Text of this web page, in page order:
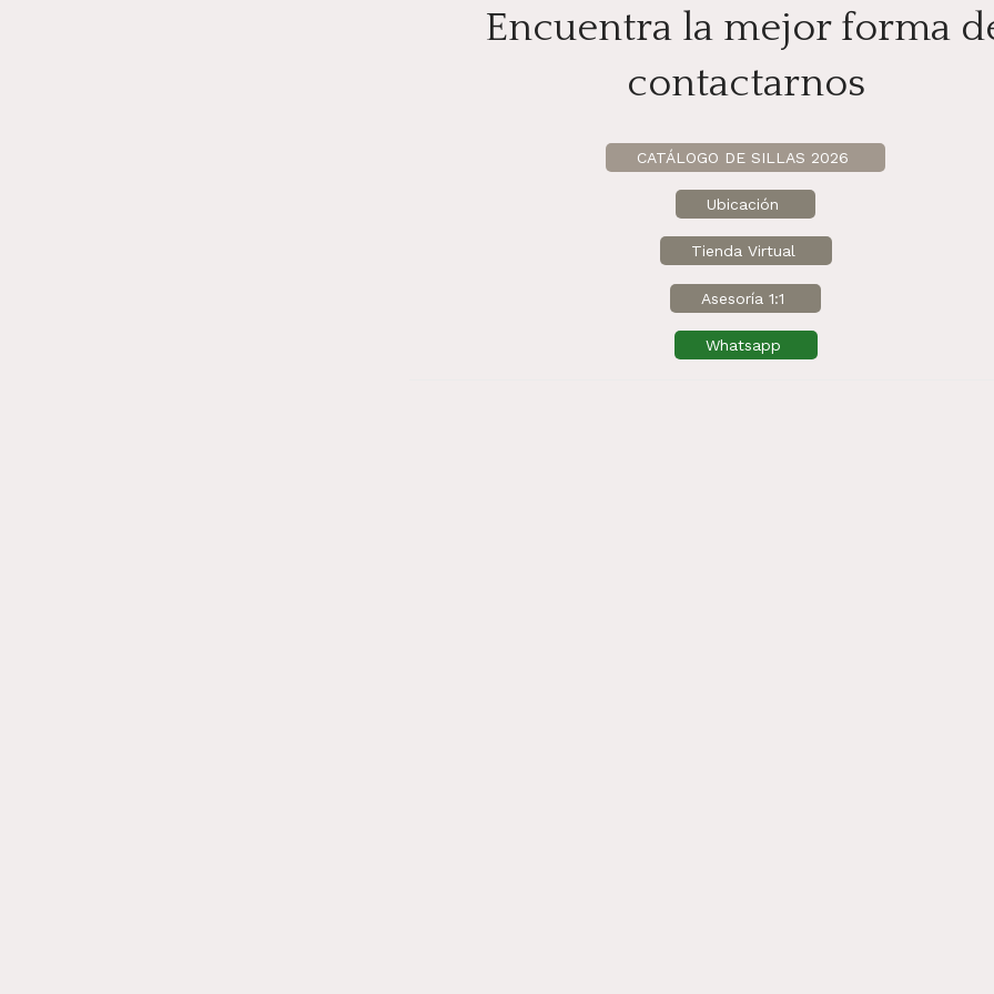
Encuentra la mejor forma
contactarnos
CATÁLOGO DE SILLAS 2026
Ubicación
Tienda Virtual
Asesoría 1:1
Whatsapp